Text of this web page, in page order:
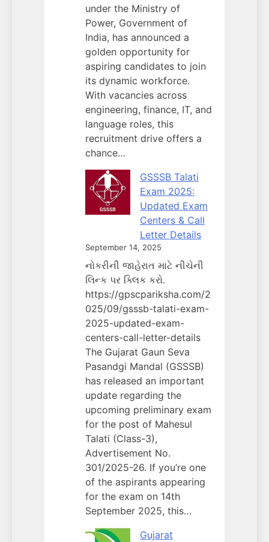
under the Ministry of
Power, Government of
India, has announced a
golden opportunity for
aspiring candidates to join
its dynamic workforce.
With vacancies across
engineering, finance, IT, and
language roles, this
recruitment drive offers a
chance…
GSSSB Talati
Exam 2025:
Updated Exam
Centers & Call
Letter Details
September 14, 2025
નોકરીની જાહેરાત માટે નીચેની
લિન્ક પર ક્લિક કરો.
https://gpscpariksha.com/2
025/09/gsssb-talati-exam-
2025-updated-exam-
centers-call-letter-details
The Gujarat Gaun Seva
Pasandgi Mandal (GSSSB)
has released an important
update regarding the
upcoming preliminary exam
for the post of Mahesul
Talati (Class-3),
Advertisement No.
301/2025-26. If you’re one
of the aspirants appearing
for the exam on 14th
September 2025, this…
Gujarat